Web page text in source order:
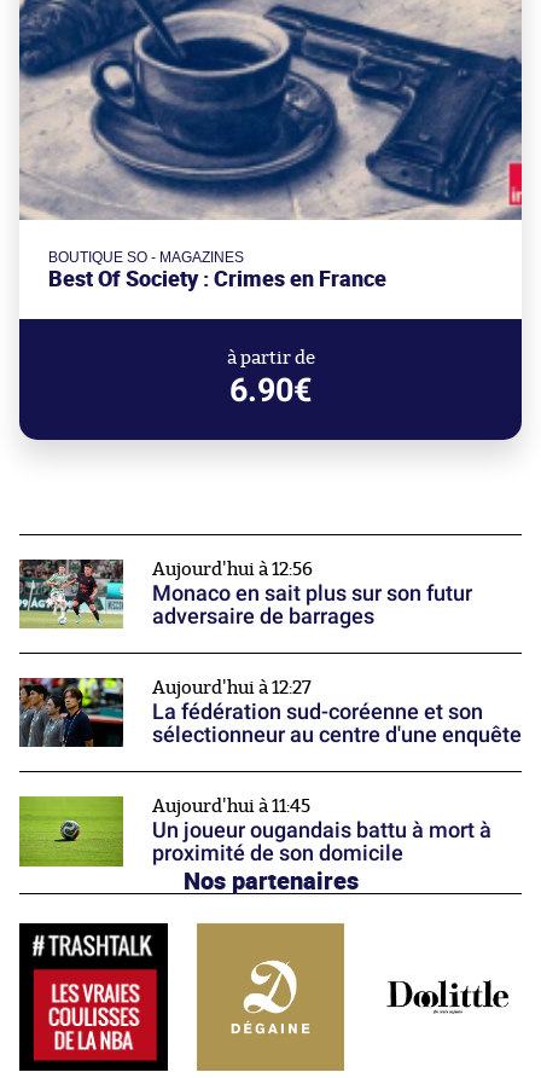
BOUTIQUE SO - MAGAZINES
Best Of Society : Crimes en France
à partir de
6.90€
Aujourd'hui à 12:56
Monaco en sait plus sur son futur
adversaire de barrages
Aujourd'hui à 12:27
La fédération sud-coréenne et son
sélectionneur au centre d'une enquête
Aujourd'hui à 11:45
Un joueur ougandais battu à mort à
proximité de son domicile
Nos partenaires